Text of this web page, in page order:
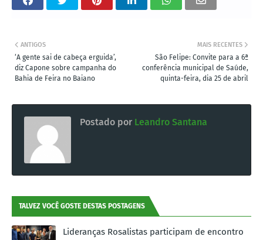
MAIS RECENTES
São Felipe: Convite para a 6ª
conferência municipal de Saúde,
quinta-feira, dia 25 de abril
ANTIGOS
‘A gente sai de cabeça erguida’,
diz Capone sobre campanha do
Bahia de Feira no Baiano
Postado por Leandro Santana
TALVEZ VOCÊ GOSTE DESTAS POSTAGENS
Lideranças Rosalistas participam de encontro